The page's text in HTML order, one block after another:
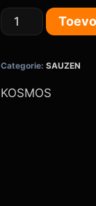
Categorie: SAUZEN
KOSMOS